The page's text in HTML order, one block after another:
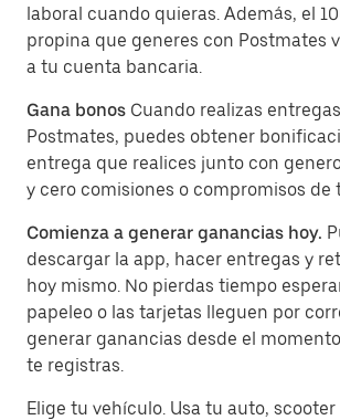
laboral cuando quieras. Además, el
propina que generes con Postmates
a tu cuenta bancaria.
Gana bonos Cuando realizas
Postmates, puedes obtener
entrega que realices junto con
y cero comisiones o compromisos de
Comienza a generar ganancias hoy.
descargar la app, hacer entregas y
hoy mismo. No pierdas tiempo
papeleo o las tarjetas lleguen por
generar ganancias desde el
te registras.
Elige tu vehículo. Usa tu auto,